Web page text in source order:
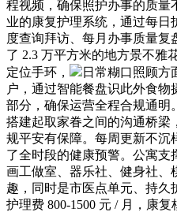
程视频，确保照护办事的质量
业的康复护理系统，通过每日
度查询拜访、每月办事质量复
了 2.3 万平方米的地方景不雅
定位手环，
日常糊口照顾方
户，通过智能餐盘识此外食
部分，确保运营全程合规通明
搭建起取家眷之间的沟通桥梁
规平安有保障。每周更新不沉
了全时段的健康预警。公寓
画工做室、器乐社、健身社、
趣，同时是市医点单元、持久
护理费 800-1500 元 / 月，康